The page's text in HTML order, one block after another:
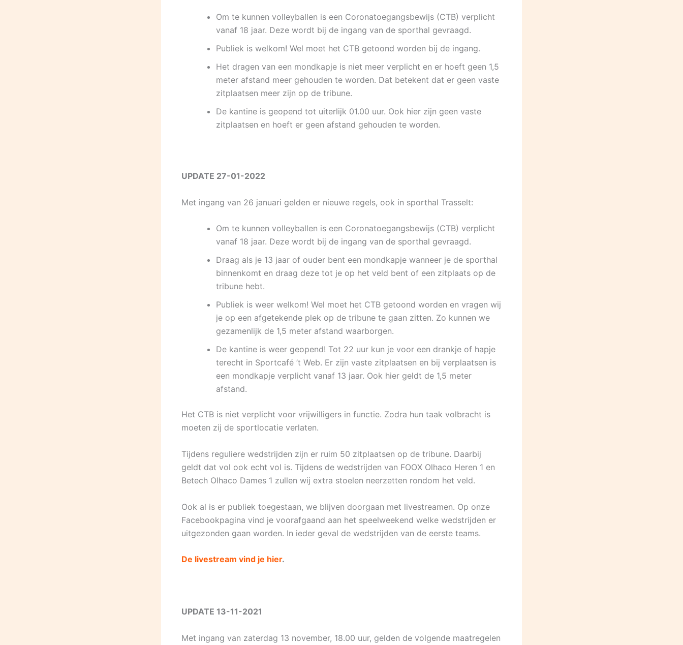
Om te kunnen volleyballen is een Coronatoegangsbewijs (CTB) verplicht
vanaf 18 jaar. Deze wordt bij de ingang van de sporthal gevraagd.
Publiek is welkom! Wel moet het CTB getoond worden bij de ingang.
Het dragen van een mondkapje is niet meer verplicht en er hoeft geen 1,5
meter afstand meer gehouden te worden. Dat betekent dat er geen vaste
zitplaatsen meer zijn op de tribune.
De kantine is geopend tot uiterlijk 01.00 uur. Ook hier zijn geen vaste
zitplaatsen en hoeft er geen afstand gehouden te worden.
UPDATE 27-01-2022
Met ingang van 26 januari gelden er nieuwe regels, ook in sporthal Trasselt:
Om te kunnen volleyballen is een Coronatoegangsbewijs (CTB) verplicht
vanaf 18 jaar. Deze wordt bij de ingang van de sporthal gevraagd.
Draag als je 13 jaar of ouder bent een mondkapje wanneer je de sporthal
binnenkomt en draag deze tot je op het veld bent of een zitplaats op de
tribune hebt.
Publiek is weer welkom! Wel moet het CTB getoond worden en vragen wij
je op een afgetekende plek op de tribune te gaan zitten. Zo kunnen we
gezamenlijk de 1,5 meter afstand waarborgen.
De kantine is weer geopend! Tot 22 uur kun je voor een drankje of hapje
terecht in Sportcafé ’t Web. Er zijn vaste zitplaatsen en bij verplaatsen is
een mondkapje verplicht vanaf 13 jaar. Ook hier geldt de 1,5 meter
afstand.
Het CTB is niet verplicht voor vrijwilligers in functie. Zodra hun taak volbracht is
moeten zij de sportlocatie verlaten.
Tijdens reguliere wedstrijden zijn er ruim 50 zitplaatsen op de tribune. Daarbij
geldt dat vol ook echt vol is. Tijdens de wedstrijden van FOOX Olhaco Heren 1 en
Betech Olhaco Dames 1 zullen wij extra stoelen neerzetten rondom het veld.
Ook al is er publiek toegestaan, we blijven doorgaan met livestreamen. Op onze
Facebookpagina vind je voorafgaand aan het speelweekend welke wedstrijden er
uitgezonden gaan worden. In ieder geval de wedstrijden van de eerste teams.
De livestream vind je hier.
UPDATE 13-11-2021
Met ingang van zaterdag 13 november, 18.00 uur, gelden de volgende maatregelen